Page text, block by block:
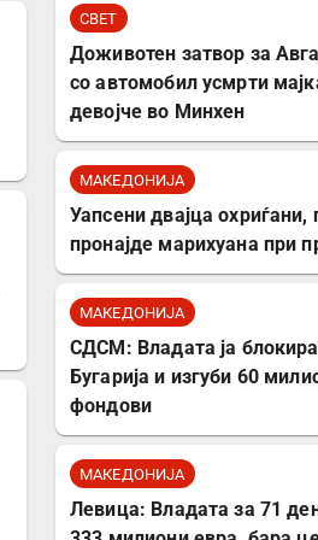
комплет
СВЕТ
Доживотен затвор за
со автомобил усмрти
девојче во Минхен
МАКЕДОНИЈА
Уапсени двајца охриѓани,
пронајде марихуана при
МАКЕДОНИЈА
СДСМ: Владата ја
Бугарија и изгуби 60
фондови
МАКЕДОНИЈА
Левица: Владата за 71